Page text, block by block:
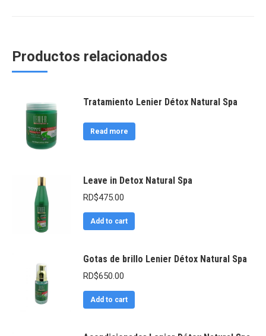
Productos relacionados
Tratamiento Lenier Détox Natural Spa
Read more
Leave in Detox Natural Spa
RD$475.00
Add to cart
Gotas de brillo Lenier Détox Natural Spa
RD$650.00
Add to cart